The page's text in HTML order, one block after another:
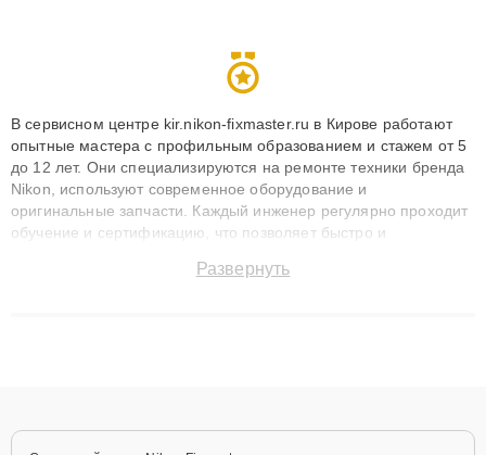
В сервисном центре kir.nikon-fixmaster.ru в Кирове работают
опытные мастера с профильным образованием и стажем от 5
до 12 лет. Они специализируются на ремонте техники бренда
Nikon, используют современное оборудование и
оригинальные запчасти. Каждый инженер регулярно проходит
обучение и сертификацию, что позволяет быстро и
сохранением гарантии до 3 лет. Наши мастера решают
Развернуть